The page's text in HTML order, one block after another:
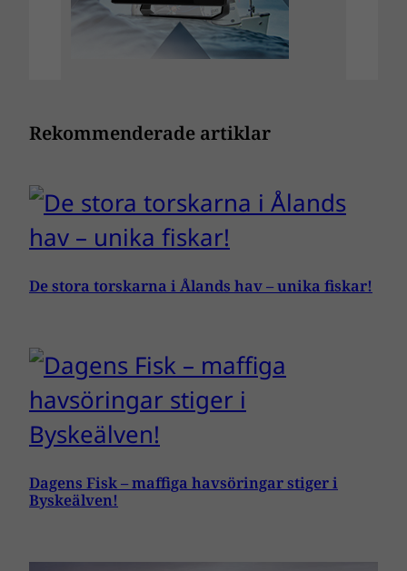
Rekommenderade artiklar
De stora torskarna i Ålands hav – unika fiskar!
Dagens Fisk – maffiga havsöringar stiger i
Byskeälven!